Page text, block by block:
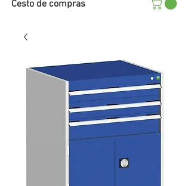
Cesto de compras